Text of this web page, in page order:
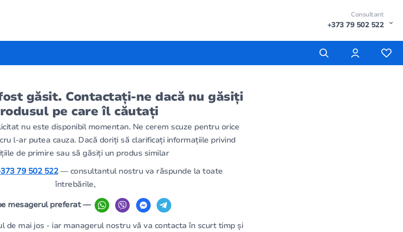
Consultant
+373 79 502 522
găsit. Contactați-ne dacă nu găsiți
pe care îl căutați
nu este disponibil momentan. Ne cerem scuze pentru orice
l-ar putea cauza. Dacă doriți să clarificați informațiile privind
de primire sau să găsiți un produs similar
79 502 522— consultantul nostru va răspunde la toate
întrebările,
mesagerul preferat —
de mai jos - iar managerul nostru vă va contacta în scurt timp și